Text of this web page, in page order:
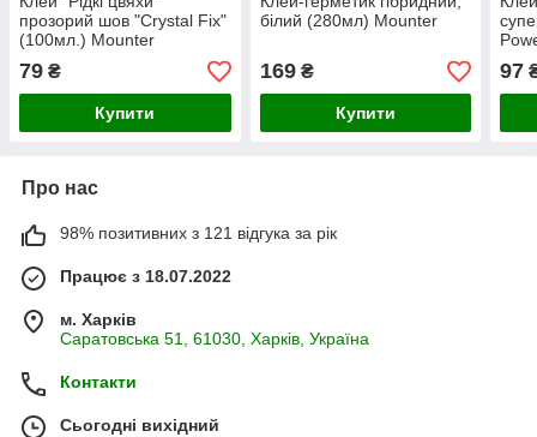
прозорий шов "Crystal Fix"
(100мл.) Mounter
79 ₴
Купити
білий (280мл) Mounter
169₴
Купити
97
Про нас
98% позитивних з 121 відгука за рік
Працює з 18.07.2022
м. Харків
Саратовська 51, 61030, Харків, Україна
Контакти
Сьогодні вихідний